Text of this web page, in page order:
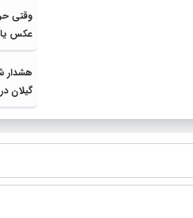
فاسد
وقتی
عکس
هشدار
گیلان
مردمی